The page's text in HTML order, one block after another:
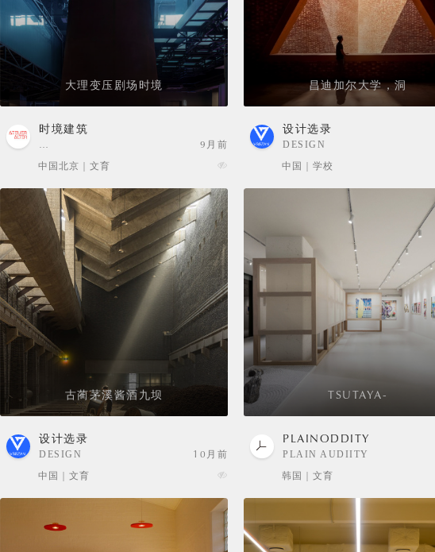
大理变压剧场时境
时境建筑
…
9月前
中国北京 | 文育
昌迪加尔大学，洞
设计选录
DESIGN
中国 | 学校
古蔺茅溪酱酒九坝
设计选录
DESIGN
10月前
中国 | 文育
TSUTAYA-
PLAINODDITY
PLAIN AUDIITY
韩国 | 文育